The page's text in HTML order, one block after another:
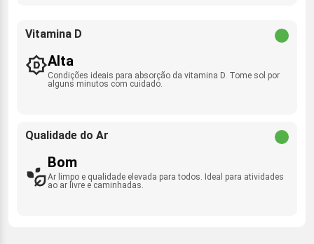
Vitamina D
Alta
Condições ideais para absorção da vitamina D. Tome sol por
alguns minutos com cuidado.
Qualidade do Ar
Bom
Ar limpo e qualidade elevada para todos. Ideal para atividades
ao ar livre e caminhadas.